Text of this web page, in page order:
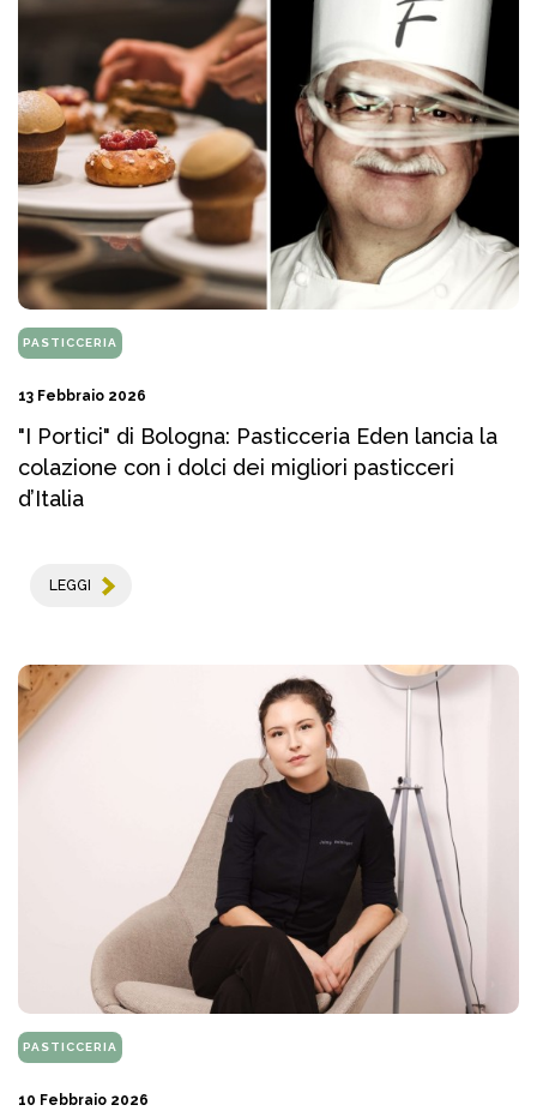
PASTICCERIA
13 Febbraio 2026
"I Portici" di Bologna: Pasticceria Eden lancia la
colazione con i dolci dei migliori pasticceri
d’Italia
LEGGI
PASTICCERIA
10 Febbraio 2026